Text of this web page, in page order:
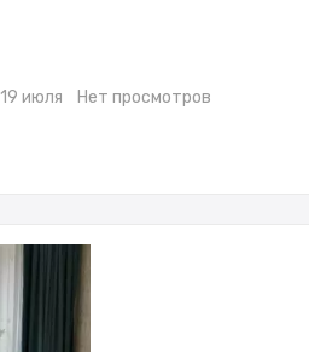
19 июля Нет просмотров